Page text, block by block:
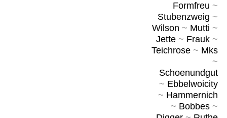
Formfreu ~
Stubenzweig ~
Wilson ~ Mutti ~
Jette~ Frauk~
Teichrose~ Mks
~
Schoenundgut
~ Ebbelwoicity
~ Hammernich
~ Bobbes~